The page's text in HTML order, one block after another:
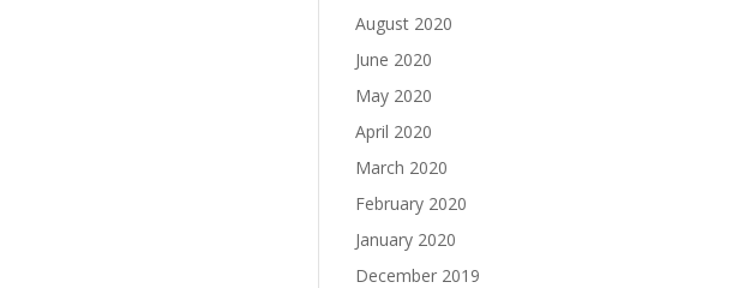
August 2020
June 2020
May 2020
April 2020
March 2020
February 2020
January 2020
December 2019